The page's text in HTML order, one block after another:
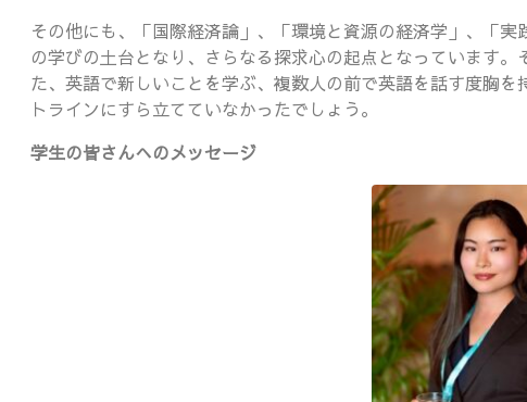
その他にも、「国際経済論」、「環境と資源の経済学」、「
の学びの土台となり、さらなる探求心の起点となっています
た、英語で新しいことを学ぶ、複数人の前で英語を話す度胸
トラインにすら立てていなかったでしょう。
学生の皆さんへのメッセージ